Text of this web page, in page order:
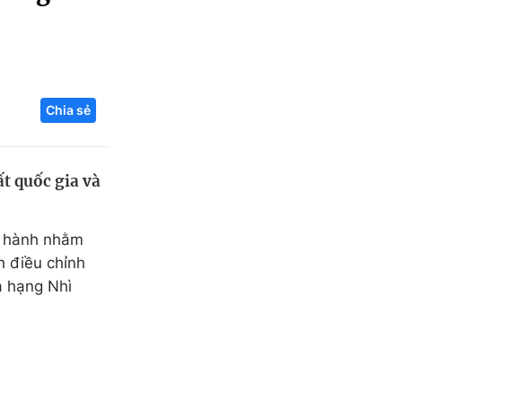
Hitech Công nghệ tương lai
trường
Chia sẻ
quốc gia và
nhằm
điều chỉnh
hạng Nhì